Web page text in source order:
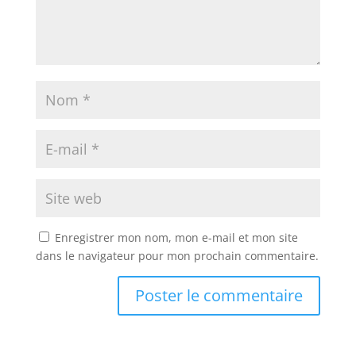
Enregistrer mon nom, mon e-mail et mon site
dans le navigateur pour mon prochain commentaire.